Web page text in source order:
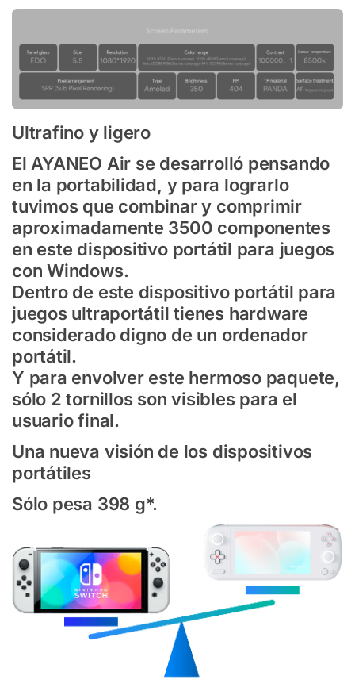
Ultrafino y ligero
El AYANEO Air se desarrolló pensando
en la portabilidad, y para lograrlo
tuvimos que combinar y comprimir
aproximadamente 3500 componentes
en este dispositivo portátil para juegos
con Windows.
Dentro de este dispositivo portátil para
juegos ultraportátil tienes hardware
considerado digno de un ordenador
portátil.
Y para envolver este hermoso paquete,
sólo 2 tornillos son visibles para el
usuario final.
Una nueva visión de los dispositivos
portátiles
Sólo pesa 398 g*.